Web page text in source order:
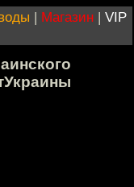
| Магазин | VIP